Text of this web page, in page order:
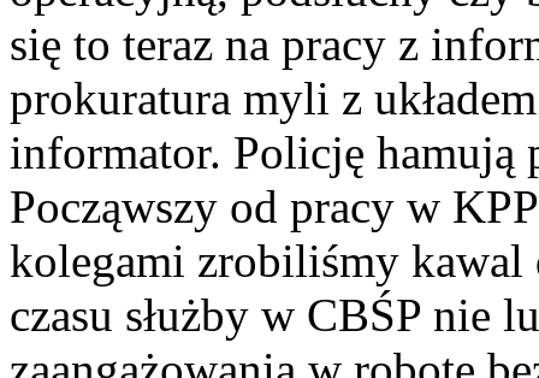
się to teraz na pracy z
prokuratura myli z
informator. Policję hamują
Począwszy od pracy w
kolegami zrobiliśmy
czasu służby w CBŚP nie